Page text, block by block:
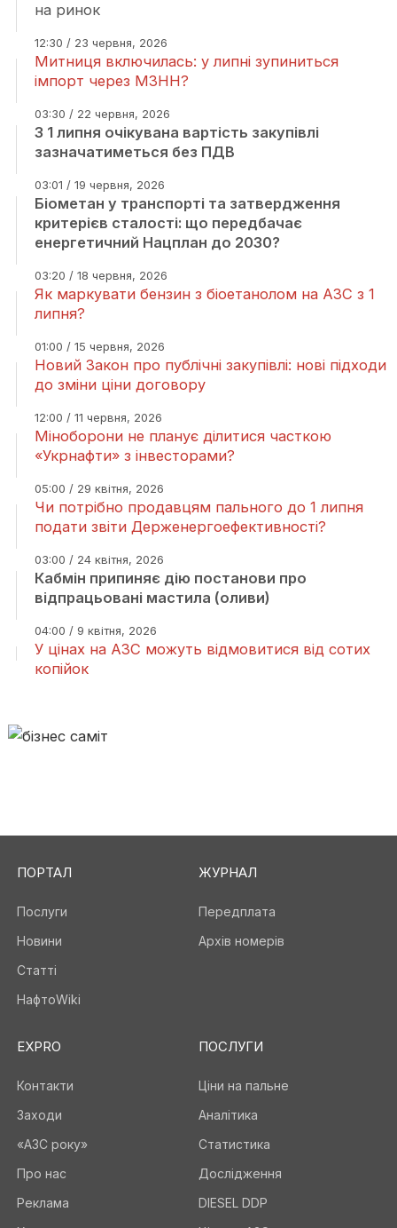
на ринок
12:30 / 23 червня, 2026
Митниця включилась: у липні зупиниться
імпорт через МЗНН?
03:30 / 22 червня, 2026
З 1 липня очікувана вартість закупівлі
зазначатиметься без ПДВ
03:01 / 19 червня, 2026
Біометан у транспорті та затвердження
критерієв сталості: що передбачає
енергетичний Нацплан до 2030?
03:20 / 18 червня, 2026
Як маркувати бензин з біоетанолом на АЗС з 1
липня?
01:00 / 15 червня, 2026
Новий Закон про публічні закупівлі: нові підходи
до зміни ціни договору
12:00 / 11 червня, 2026
Міноборони не планує ділитися часткою
«Укрнафти» з інвесторами?
05:00 / 29 квітня, 2026
Чи потрібно продавцям пального до 1 липня
подати звіти Держенергоефективності?
03:00 / 24 квітня, 2026
Кабмін припиняє дію постанови про
відпрацьовані мастила (оливи)
04:00 / 9 квітня, 2026
У цінах на АЗС можуть відмовитися від сотих
копійок
ПОРТАЛ
Послуги
Новини
Статті
НафтоWiki
ЖУРНАЛ
Передплата
Архів номерів
EXPRO
Контакти
Заходи
«АЗС року»
Про нас
Реклама
ПОСЛУГИ
Ціни на пальне
Аналітика
Статистика
Дослідження
DIESEL DDP